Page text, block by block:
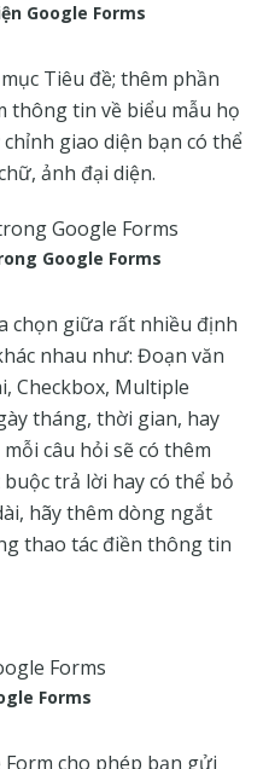
Google Forms
Tiêu đề; thêm phần
thông tin về biểu mẫu họ
giao diện bạn có thể
ảnh đại diện.
Google Forms
chọn giữa rất nhiều định
nhau như: Đoạn văn
Checkbox, Multiple
tháng, thời gian, hay
câu hỏi sẽ có thêm
trả lời hay có thể bỏ
hãy thêm dòng ngắt
thao tác điền thông tin
Forms
cho phép bạn gửi